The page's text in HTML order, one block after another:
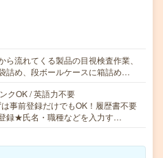
ら流れてくる製品の目視検査作業、
詰め、段ボールケースに箱詰め…
クOK / 英語力不要
事前登録だけでもOK！履歴書不要
録★氏名・職種などを入力す…